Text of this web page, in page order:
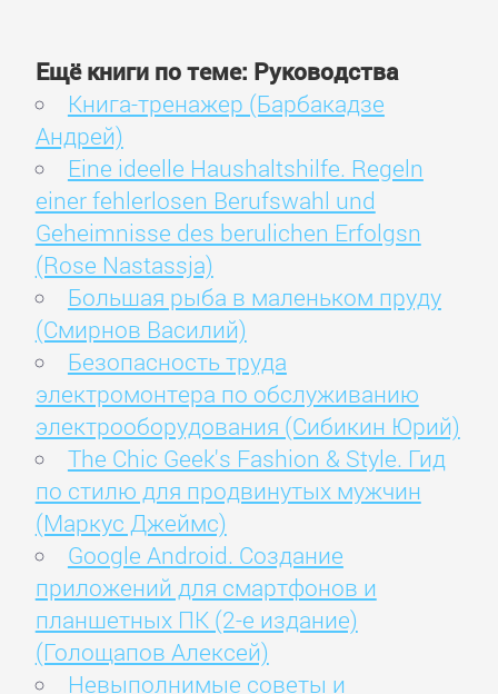
Ещё книги по теме: Руководства
Книга-тренажер (Барбакадзе
Андрей)
Eine ideelle Haushaltshilfe. Regeln
einer fehlerlosen Berufswahl und
Geheimnisse des berulichen Erfolgsn
(Rose Nastassja)
Большая рыба в маленьком пруду
(Смирнов Василий)
Безопасность труда
электромонтера по обслуживанию
электрооборудования (Сибикин Юрий)
The Chic Geek's Fashion & Style. Гид
по стилю для продвинутых мужчин
(Маркус Джеймс)
Google Android. Создание
приложений для смартфонов и
планшетных ПК (2-е издание)
(Голощапов Алексей)
Невыполнимые советы и